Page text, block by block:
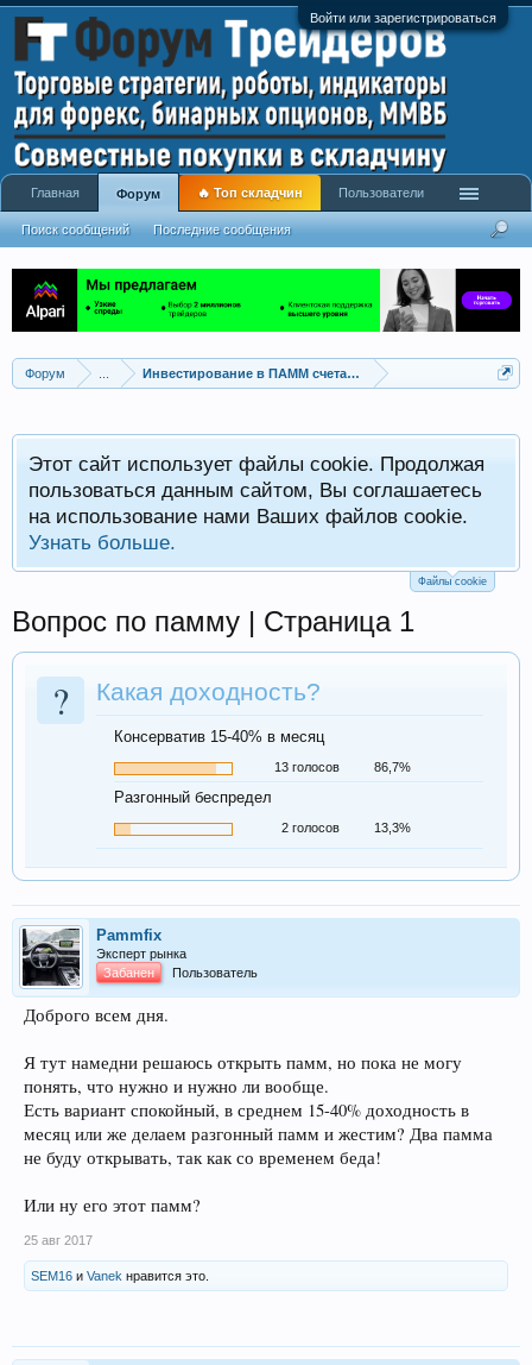
Войти или зарегистрироваться
Форум Инвестирование в ПАММ счета, сервисы сигналов
Этот сайт использует файлы cookie. Продолжая
пользоваться данным сайтом, Вы соглашаетесь
на использование нами Ваших файлов cookie.
Узнать больше.
Файлы cookie
Вопрос по памму | Страница 1
? Какая доходность?
Консерватив 15-40% в месяц
13 голосов 86,7%
Разгонный беспредел
2 голосов 13,3%
Pammfix
Эксперт рынка
Забанен
Пользователь
Доброго всем дня.
Я тут намедни решаюсь открыть памм, но пока не могу
понять, что нужно и нужно ли вообще.
Есть вариант спокойный, в среднем 15-40% доходность в
месяц или же делаем разгонный памм и жестим? Два памма
не буду открывать, так как со временем беда!
Или ну его этот памм?
25 авг 2017
SEM16 и Vanek нравится это.
Главная Форум
Поиск сообщений Последние сообщения
🔥 Топ складчин Пользователи